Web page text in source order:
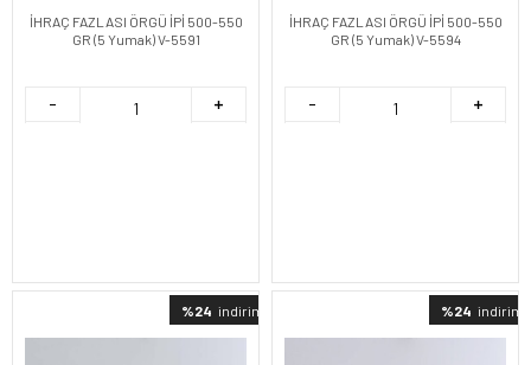
İHRAÇ FAZLASI ÖRGÜ İPİ 500-550
GR (5 Yumak) V-5591
İHRAÇ FAZLASI ÖRGÜ İPİ 500-550
GR (5 Yumak) V-5594
%24 indirimli %24 indirimli